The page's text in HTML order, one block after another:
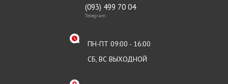
(093) 499 70 04
Telegram
ПН-ПТ 09:00 - 16:00
СБ, ВС ВЫХОДНОЙ